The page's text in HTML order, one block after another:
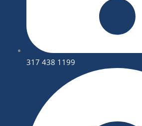
317 438 1199